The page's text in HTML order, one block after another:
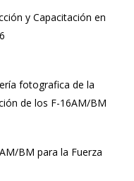
y Capacitación en
fotografica de la
de los F-16AM/BM
BM para la Fuerza